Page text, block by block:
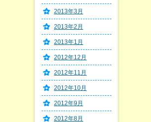
2013年3月
2013年2月
2013年1月
2012年12月
2012年11月
2012年10月
2012年9月
2012年8月